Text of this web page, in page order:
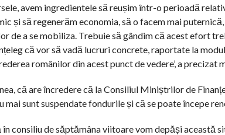
avem ingredientele să reușim într-o perioadă
și să regenerăm economia, să o facem mai
de a se mobiliza. Trebuie să gândim că acest efort
că vor să vadă lucruri concrete, raportate la
românilor din acest punct de vedere’, a precizat
că are încredere că la Consiliul Miniștrilor de
mai sunt suspendate fondurile și că se poate începe
în consiliu de săptămâna viitoare vom depăși această